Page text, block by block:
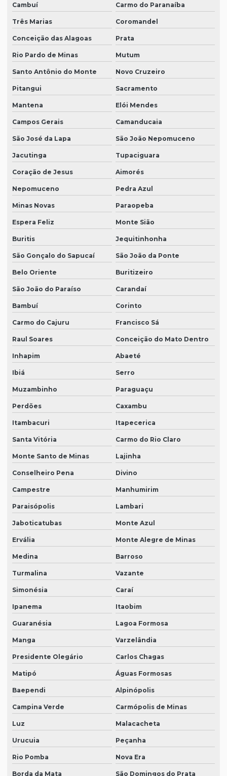
Cambuí Carmo do Paranaíba
Três Marias Coromandel
Conceição das Alagoas Prata
Rio Pardo de Minas Mutum
Santo Antônio do Monte Novo Cruzeiro
Pitangui Sacramento
Mantena Elói Mendes
Campos Gerais Camanducaia
São José da Lapa São João Nepomuceno
Jacutinga Tupaciguara
Coração de Jesus Aimorés
Nepomuceno Pedra Azul
Minas Novas Paraopeba
Espera Feliz Monte Sião
Buritis Jequitinhonha
São Gonçalo do Sapucaí São João da Ponte
Belo Oriente Buritizeiro
São João do Paraíso Carandaí
Bambuí Corinto
Carmo do Cajuru Francisco Sá
Raul Soares Conceição do Mato Dentro
Inhapim Abaeté
Ibiá Serro
Muzambinho Paraguaçu
Perdões Caxambu
Itambacuri Itapecerica
Santa Vitória Carmo do Rio Claro
Monte Santo de Minas Lajinha
Conselheiro Pena Divino
Campestre Manhumirim
Paraisópolis Lambari
Jaboticatubas Monte Azul
Ervália Monte Alegre de Minas
Medina Barroso
Turmalina Vazante
Simonésia Caraí
Ipanema Itaobim
Guaranésia Lagoa Formosa
Manga Varzelândia
Presidente Olegário Carlos Chagas
Matipó Águas Formosas
Baependi Alpinópolis
Campina Verde Carmópolis de Minas
Luz Malacacheta
Urucuia Peçanha
Rio Pomba Nova Era
Borda da Mata São Domingos do Prata